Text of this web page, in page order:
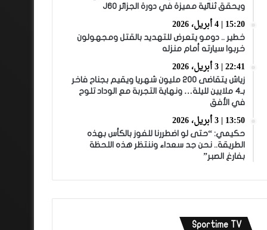
ويحقق ثنائية مميزة في دورة الجزائر J60
15:20 | 4 أبريل، 2026
خطير .. دومو يتعرض للتهديد بالقتل ومجهولون
خربوا سيارته أمام منزله
22:41 | 3 أبريل، 2026
زياش يتقاضى 200 مليون شهريا ويقيم بجناح فاخر
بـ4 ملايين لليلة… ونهاية التجربة مع الوداد تلوح
في الأفق
13:50 | 3 أبريل، 2026
حكيمي: “حتى لو اضطررنا للفوز بالكأس بهذه
الطريقة.. نحن جد سعداء وننتظر هذه اللحظة
بفارغ الصبر”
Sportime TV